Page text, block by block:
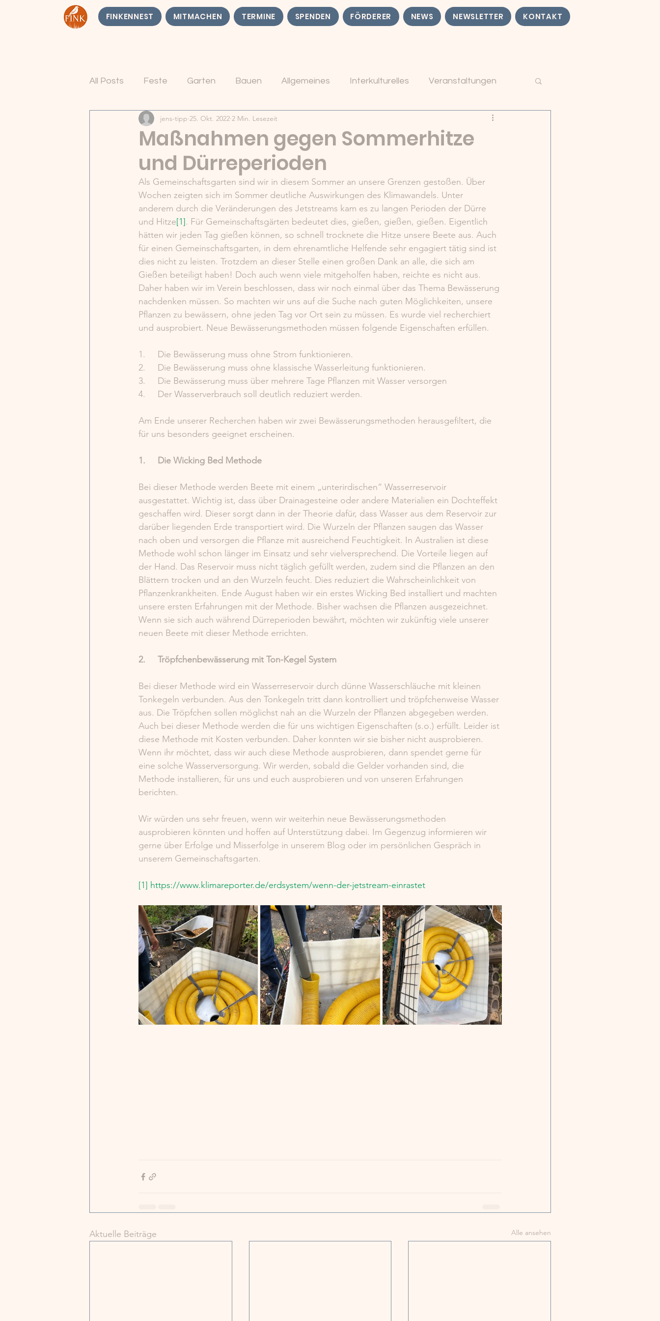
FINKENNEST MITMACHEN TERMINE SPENDEN FÖRDERER NEWS NEWSLETTER KONTAKT
All Posts Feste Garten Bauen Allgemeines Interkulturelles Veranstaltungen
Maßnahmen gegen Sommerhitze
und Dürreperioden
jens-tipp 25. Okt. 2022 2 Min. Lesezeit
Als Gemeinschaftsgarten sind wir in diesem Sommer an unsere Grenzen gestoßen. Über
Wochen zeigten sich im Sommer deutliche Auswirkungen des Klimawandels. Unter
anderem durch die Veränderungen des Jetstreams kam es zu langen Perioden der Dürre
und Hitze[1]. Für Gemeinschaftsgärten bedeutet dies, gießen, gießen, gießen. Eigentlich
hätten wir jeden Tag gießen können, so schnell trocknete die Hitze unsere Beete aus. Auch
für einen Gemeinschaftsgarten, in dem ehrenamtliche Helfende sehr engagiert tätig sind ist
dies nicht zu leisten. Trotzdem an dieser Stelle einen großen Dank an alle, die sich am
Gießen beteiligt haben! Doch auch wenn viele mitgeholfen haben, reichte es nicht aus.
Daher haben wir im Verein beschlossen, dass wir noch einmal über das Thema Bewässerung
nachdenken müssen. So machten wir uns auf die Suche nach guten Möglichkeiten, unsere
Pflanzen zu bewässern, ohne jeden Tag vor Ort sein zu müssen. Es wurde viel recherchiert
und ausprobiert. Neue Bewässerungsmethoden müssen folgende Eigenschaften erfüllen.
1.     Die Bewässerung muss ohne Strom funktionieren.
2.     Die Bewässerung muss ohne klassische Wasserleitung funktionieren.
3.     Die Bewässerung muss über mehrere Tage Pflanzen mit Wasser versorgen
4.     Der Wasserverbrauch soll deutlich reduziert werden.
Am Ende unserer Recherchen haben wir zwei Bewässerungsmethoden herausgefiltert, die
für uns besonders geeignet erscheinen.
1.     Die Wicking Bed Methode
Bei dieser Methode werden Beete mit einem „unterirdischen“ Wasserreservoir
ausgestattet. Wichtig ist, dass über Drainagesteine oder andere Materialien ein Dochteffekt
geschaffen wird. Dieser sorgt dann in der Theorie dafür, dass Wasser aus dem Reservoir zur
darüber liegenden Erde transportiert wird. Die Wurzeln der Pflanzen saugen das Wasser
nach oben und versorgen die Pflanze mit ausreichend Feuchtigkeit. In Australien ist diese
Methode wohl schon länger im Einsatz und sehr vielversprechend. Die Vorteile liegen auf
der Hand. Das Reservoir muss nicht täglich gefüllt werden, zudem sind die Pflanzen an den
Blättern trocken und an den Wurzeln feucht. Dies reduziert die Wahrscheinlichkeit von
Pflanzenkrankheiten. Ende August haben wir ein erstes Wicking Bed installiert und machten
unsere ersten Erfahrungen mit der Methode. Bisher wachsen die Pflanzen ausgezeichnet.
Wenn sie sich auch während Dürreperioden bewährt, möchten wir zukünftig viele unserer
neuen Beete mit dieser Methode errichten.
2.     Tröpfchenbewässerung mit Ton-Kegel System
Bei dieser Methode wird ein Wasserreservoir durch dünne Wasserschläuche mit kleinen
Tonkegeln verbunden. Aus den Tonkegeln tritt dann kontrolliert und tröpfchenweise Wasser
aus. Die Tröpfchen sollen möglichst nah an die Wurzeln der Pflanzen abgegeben werden.
Auch bei dieser Methode werden die für uns wichtigen Eigenschaften (s.o.) erfüllt. Leider ist
diese Methode mit Kosten verbunden. Daher konnten wir sie bisher nicht ausprobieren.
Wenn ihr möchtet, dass wir auch diese Methode ausprobieren, dann spendet gerne für
eine solche Wasserversorgung. Wir werden, sobald die Gelder vorhanden sind, die
Methode installieren, für uns und euch ausprobieren und von unseren Erfahrungen
berichten.
Wir würden uns sehr freuen, wenn wir weiterhin neue Bewässerungsmethoden
ausprobieren könnten und hoffen auf Unterstützung dabei. Im Gegenzug informieren wir
gerne über Erfolge und Misserfolge in unserem Blog oder im persönlichen Gespräch in
unserem Gemeinschaftsgarten.
[1] https://www.klimareporter.de/erdsystem/wenn-der-jetstream-einrastet
Aktuelle Beiträge Alle ansehen